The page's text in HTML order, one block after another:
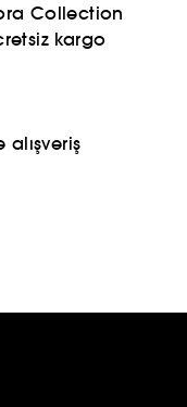
Collection
kargo